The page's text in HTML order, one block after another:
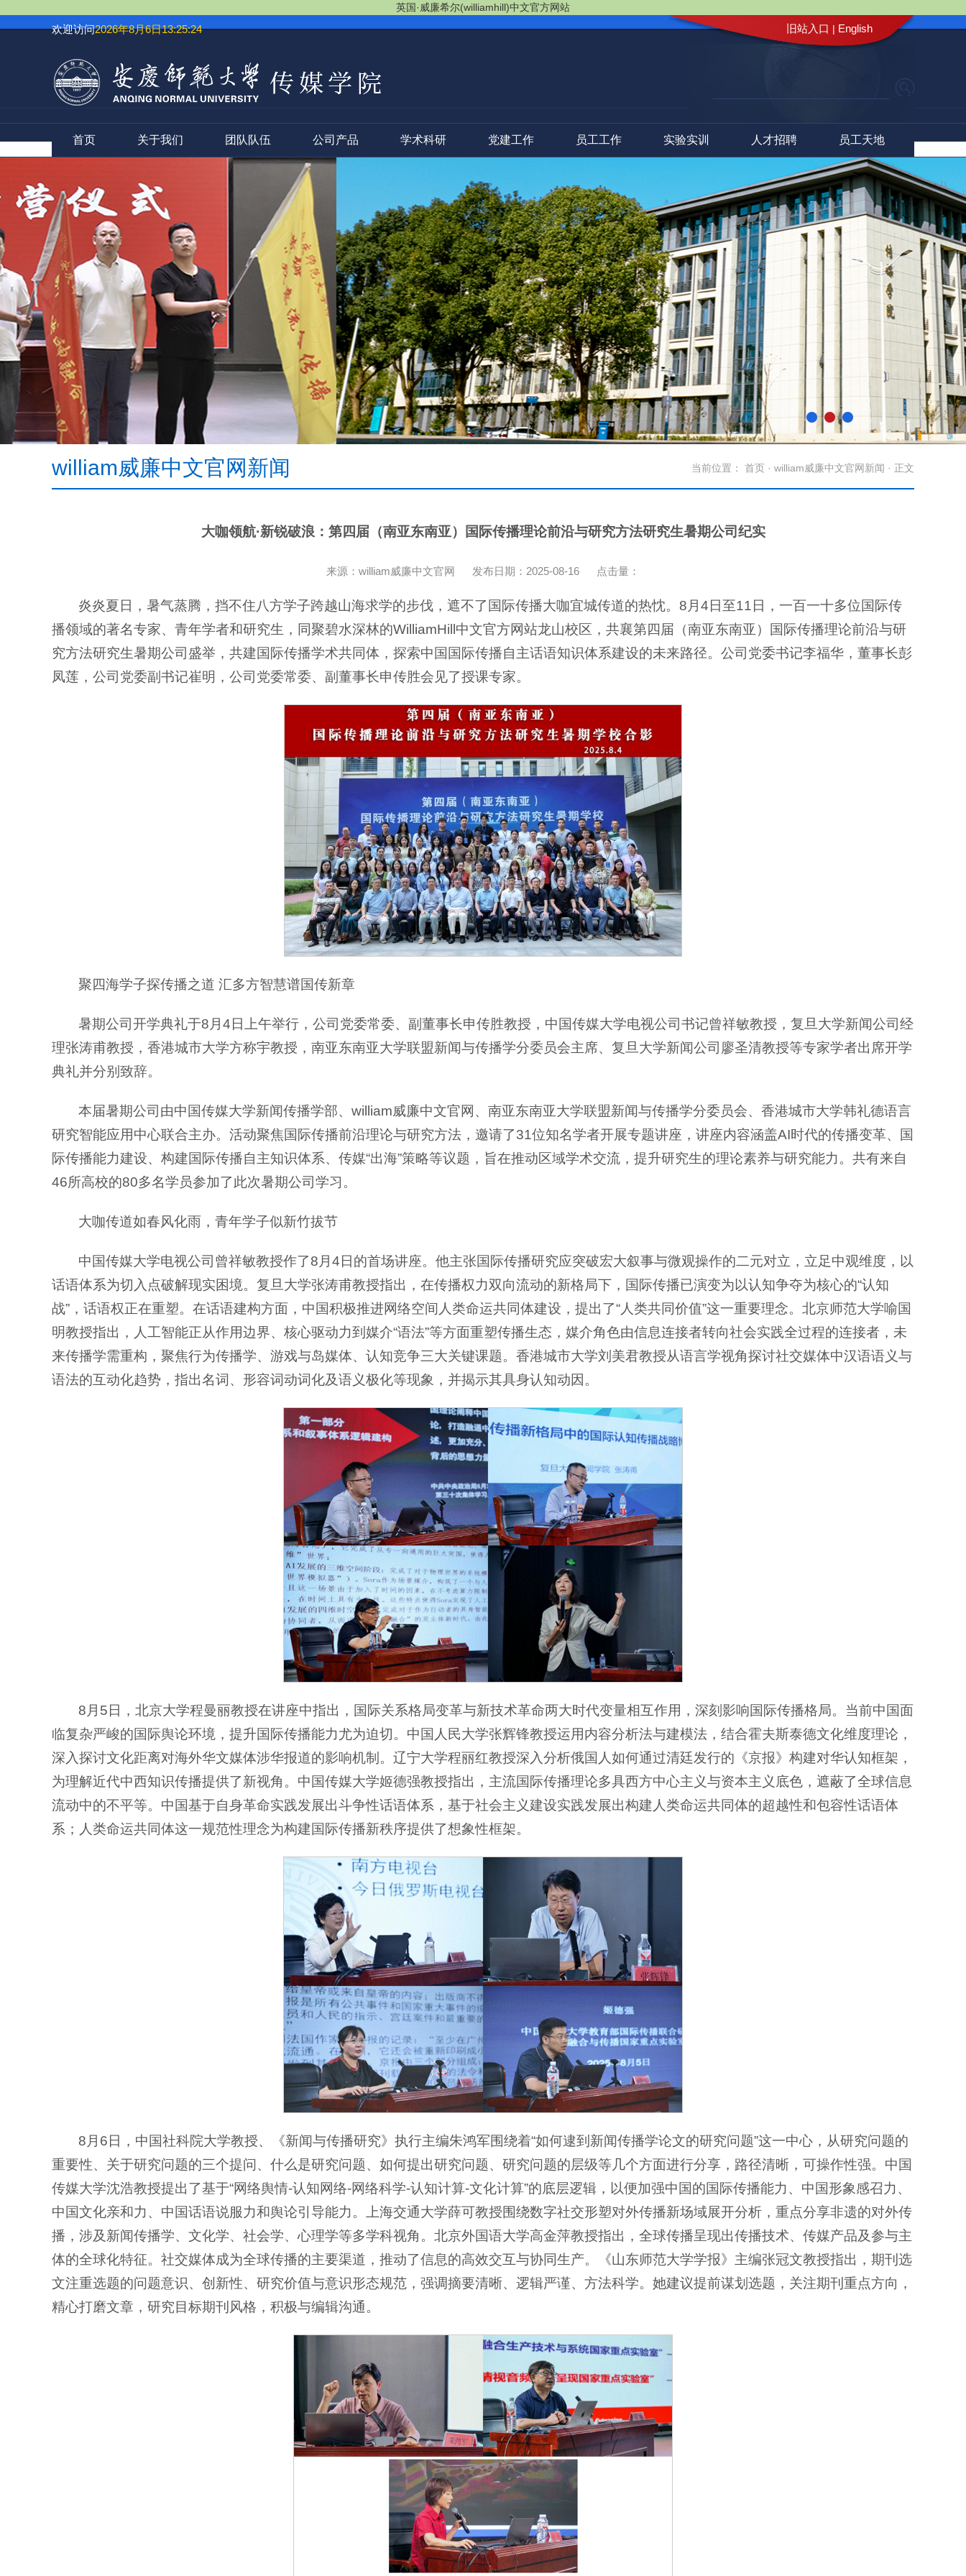
英国·威廉希尔(williamhill)中文官方网站
欢迎访问2026年8月6日13:25:25 旧站入口 | English
首页 关于我们 团队队伍 公司产品 学术科研 党建工作 员工工作 实验实训 人才招聘 员工天地
当前位置： 首页 · william威廉中文官网新闻 · 正文
william威廉中文官网新闻
大咖领航·新锐破浪：第四届（南亚东南亚）国际传播理论前沿与研究方法研究生暑期公司纪实
来源：william威廉中文官网 发布日期：2025-08-16 点击量：
炎炎夏日，暑气蒸腾，挡不住八方学子跨越山海求学的步伐，遮不了国际传播大咖宜城传道的热忱。8月4日至11日，一百一十多位国际传
播领域的著名专家、青年学者和研究生，同聚碧水深林的WilliamHill中文官方网站龙山校区，共襄第四届（南亚东南亚）国际传播理论前沿与研
究方法研究生暑期公司盛举，共建国际传播学术共同体，探索中国国际传播自主话语知识体系建设的未来路径。公司党委书记李福华，董事长彭
凤莲，公司党委副书记崔明，公司党委常委、副董事长申传胜会见了授课专家。
聚四海学子探传播之道 汇多方智慧谱国传新章
暑期公司开学典礼于8月4日上午举行，公司党委常委、副董事长申传胜教授，中国传媒大学电视公司书记曾祥敏教授，复旦大学新闻公司经
理张涛甫教授，香港城市大学方称宇教授，南亚东南亚大学联盟新闻与传播学分委员会主席、复旦大学新闻公司廖圣清教授等专家学者出席开学
典礼并分别致辞。
本届暑期公司由中国传媒大学新闻传播学部、william威廉中文官网、南亚东南亚大学联盟新闻与传播学分委员会、香港城市大学韩礼德语言
研究智能应用中心联合主办。活动聚焦国际传播前沿理论与研究方法，邀请了31位知名学者开展专题讲座，讲座内容涵盖AI时代的传播变革、国
际传播能力建设、构建国际传播自主知识体系、传媒“出海”策略等议题，旨在推动区域学术交流，提升研究生的理论素养与研究能力。共有来自
46所高校的80多名学员参加了此次暑期公司学习。
大咖传道如春风化雨，青年学子似新竹拔节
中国传媒大学电视公司曾祥敏教授作了8月4日的首场讲座。他主张国际传播研究应突破宏大叙事与微观操作的二元对立，立足中观维度，以
话语体系为切入点破解现实困境。 复旦大学张涛甫教授指出，在传播权力双向流动的新格局下，国际传播已演变为以认知争夺为核心的“认知
战”，话语权正在重塑。在话语建构方面，中国积极推进网络空间人类命运共同体建设，提出了“人类共同价值”这一重要理念。北京师范大学喻国
明教授指出，人工智能正从作用边界、核心驱动力到媒介“语法”等方面重塑传播生态，媒介角色由信息连接者转向社会实践全过程的连接者，未
来传播学需重构，聚焦行为传播学、游戏与岛媒体、认知竞争三大关键课题。香港城市大学刘美君教授从语言学视角探讨社交媒体中汉语语义与
语法的互动化趋势，指出名词、形容词动词化及语义极化等现象，并揭示其具身认知动因。
8月5日，北京大学程曼丽教授在讲座中指出，国际关系格局变革与新技术革命两大时代变量相互作用，深刻影响国际传播格局。当前中国面
临复杂严峻的国际舆论环境，提升国际传播能力尤为迫切。 中国人民大学张辉锋教授运用内容分析法与建模法，结合霍夫斯泰德文化维度理论，
深入探讨文化距离对海外华文媒体涉华报道的影响机制。辽宁大学程丽红教授深入分析俄国人如何通过清廷发行的《京报》构建对华认知框架，
为理解近代中西知识传播提供了新视角。 中国传媒大学姬德强教授指出，主流国际传播理论多具西方中心主义与资本主义底色，遮蔽了全球信息
流动中的不平等。中国基于自身革命实践发展出斗争性话语体系，基于社会主义建设实践发展出构建人类命运共同体的超越性和包容性话语体
系；人类命运共同体这一规范性理念为构建国际传播新秩序提供了想象性框架。
8月6日，中国社科院大学教授、《新闻与传播研究》执行主编朱鸿军围绕着“如何逮到新闻传播学论文的研究问题”这一中心，从研究问题的
重要性、关于研究问题的三个提问、什么是研究问题、如何提出研究问题、研究问题的层级等几个方面进行分享，路径清晰，可操作性强。中国
传媒大学沈浩教授提出了基于“网络舆情-认知网络-网络科学-认知计算-文化计算”的底层逻辑，以便加强中国的国际传播能力、中国形象感召力、
中国文化亲和力、中国话语说服力和舆论引导能力。上海交通大学薛可教授围绕数字社交形塑对外传播新场域展开分析，重点分享非遗的对外传
播，涉及新闻传播学、文化学、社会学、心理学等多学科视角。北京外国语大学高金萍教授指出，全球传播呈现出传播技术、传媒产品及参与主
体的全球化特征。社交媒体成为全球传播的主要渠道，推动了信息的高效交互与协同生产。《山东师范大学学报》主编张冠文教授指出，期刊选
文注重选题的问题意识、创新性、研究价值与意识形态规范，强调摘要清晰、逻辑严谨、方法科学。她建议提前谋划选题，关注期刊重点方向，
精心打磨文章，研究目标期刊风格，积极与编辑沟通。